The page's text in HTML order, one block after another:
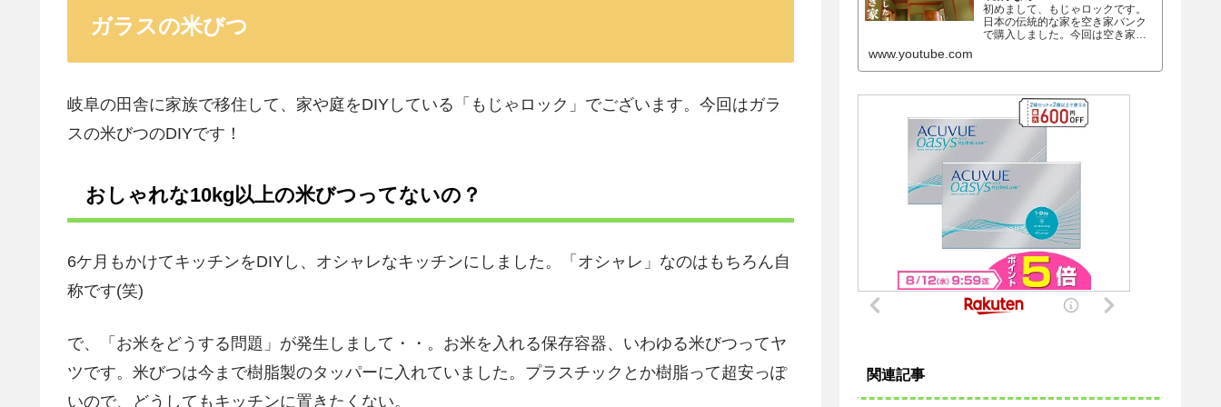
ガラスの米びつ
岐阜の田舎に家族で移住して、家や庭をDIYしている「もじゃロック」でございます。今回はガラ
スの米びつのDIYです！
おしゃれな10kg以上の米びつってないの？
6ケ月もかけてキッチンをDIYし、オシャレなキッチンにしました。「オシャレ」なのはもちろん自
称です(笑)
で、「お米をどうする問題」が発生しまして・・。お米を入れる保存容器、いわゆる米びつってヤ
ツです。米びつは今まで樹脂製のタッパーに入れていました。プラスチックとか樹脂って超安っぽ
いので、どうしてもキッチンに置きたくない。
初めまして、もじゃロックです。
日本の伝統的な家を空き家バンク
で購入しました。今回は空き家の
てます。場所は岐阜県の山奥の過
ると嬉しいです！■チャンネル登...
www.youtube.com
関連記事